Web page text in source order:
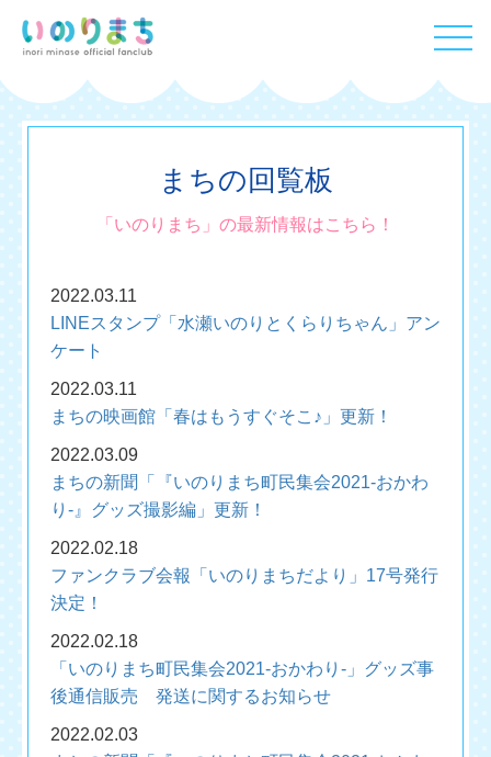
まちの回覧板
「いのりまち」の最新情報はこちら！
2022.03.11
LINEスタンプ「水瀬いのりとくらりちゃん」アン
ケート
2022.03.11
まちの映画館「春はもうすぐそこ♪」更新！
2022.03.09
まちの新聞「『いのりまち町民集会2021-おかわ
り-』グッズ撮影編」更新！
2022.02.18
ファンクラブ会報「いのりまちだより」17号発行
決定！
2022.02.18
「いのりまち町民集会2021-おかわり-」グッズ事
後通信販売 発送に関するお知らせ
2022.02.03